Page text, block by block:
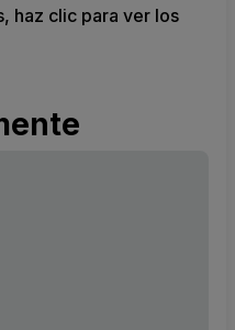
haz clic para ver los